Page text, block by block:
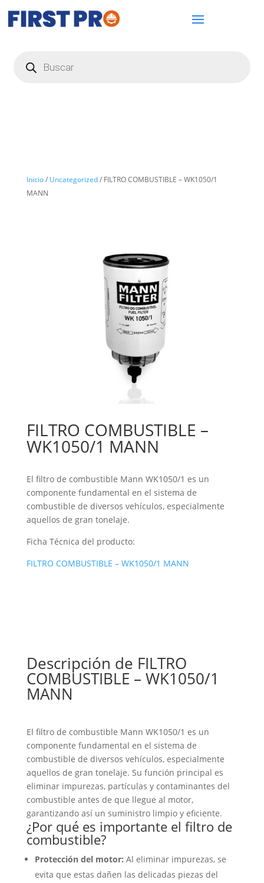
productos
Inicio/ Uncategorized/ FILTRO COMBUSTIBLE – WK1050/1
MANN
FILTRO COMBUSTIBLE –
WK1050/1 MANN
El filtro de combustible Mann WK1050/1 es un
componente fundamental en el sistema de
combustible de diversos vehículos, especialmente
aquellos de gran tonelaje.
Ficha Técnica del producto:
FILTRO COMBUSTIBLE – WK1050/1 MANN
Descripción de FILTRO
COMBUSTIBLE – WK1050/1
MANN
El filtro de combustible Mann WK1050/1 es un
componente fundamental en el sistema de
combustible de diversos vehículos, especialmente
aquellos de gran tonelaje. Su función principal es
eliminar impurezas, partículas y contaminantes del
combustible antes de que llegue al motor,
garantizando así un suministro limpio y eficiente.
¿Por qué es importante el filtro de
combustible?
Protección del motor: Al eliminar impurezas, se
evita que estas dañen las delicadas piezas del